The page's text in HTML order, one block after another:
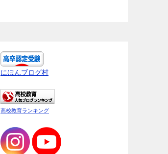
にほんブログ村
高校教育ランキング